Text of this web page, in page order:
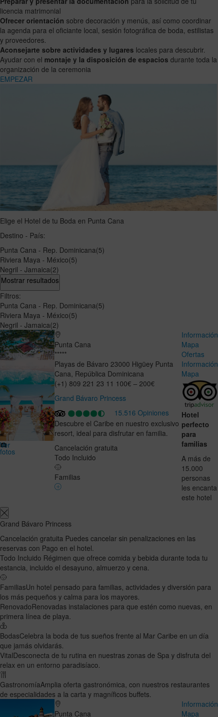
licencia matrimonial
Ofrecer orientación sobre decoración y menús, así como coordinar
la agenda para el oficiante local, sesión fotográfica de boda, estilistas
y proveedores.
Aconsejarte sobre actividades y lugares locales para descubrir.
Ayudar con el montaje y la disposición de espacios durante toda la
organización de la ceremonia
EMPEZAR
Elige el Hotel de tu Boda en Punta Cana
Destino - País:
Punta Cana - Rep. Dominicana(5)
Riviera Maya - México(5)
Negril - Jamaica(2)
Mostrar resultados
Filtros:
Punta Cana - Rep. Dominicana(5)
Riviera Maya - México(5)
Negril - Jamaica(2)
Ver
fotos
Punta Cana
*****
Playas de Bávaro 23000 Higüey Punta
Cana, República Dominicana
(+1) 809 221 23 11 100€ – 200€
Grand Bávaro Princess
15.516 Opiniones
Descubre el Caribe en nuestro exclusivo
resort, ideal para disfrutar en familia.
Cancelación gratuita
Todo Incluido
Familias
Información
Mapa
Ofertas
Información
Mapa
Hotel
perfecto
para
familias
A más de
15.000
personas
les encanta
este hotel
Grand Bávaro Princess
Cancelación gratuita Puedes cancelar sin penalizaciones en las
reservas con Pago en el hotel.
Todo Incluido Régimen que ofrece comida y bebida durante toda tu
estancia, incluido el desayuno, almuerzo y cena.
FamiliasUn hotel pensado para familias, actividades y diversión para
los más pequeños y calma para los mayores.
RenovadoRenovadas instalaciones para que estén como nuevas, en
primera línea de playa.
BodasCelebra la boda de tus sueños frente al Mar Caribe en un día
que jamás olvidarás.
VitalDesconecta de tu rutina en nuestras zonas de Spa y disfruta del
relax en un entorno paradisíaco.
GastronomíaAmplia oferta gastronómica, con nuestros restaurantes
de especialidades a la carta y magníficos buffets.
Punta Cana
Información
Mapa